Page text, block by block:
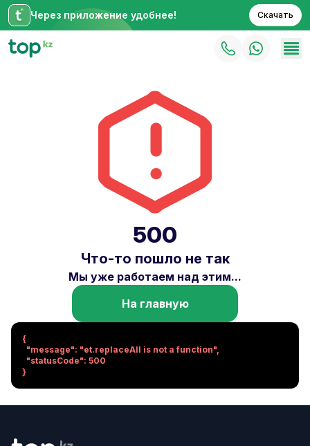
Через приложение удобнее! Скачать
500
Что-то пошло не так
Мы уже работаем над этим...
На главную
{
}